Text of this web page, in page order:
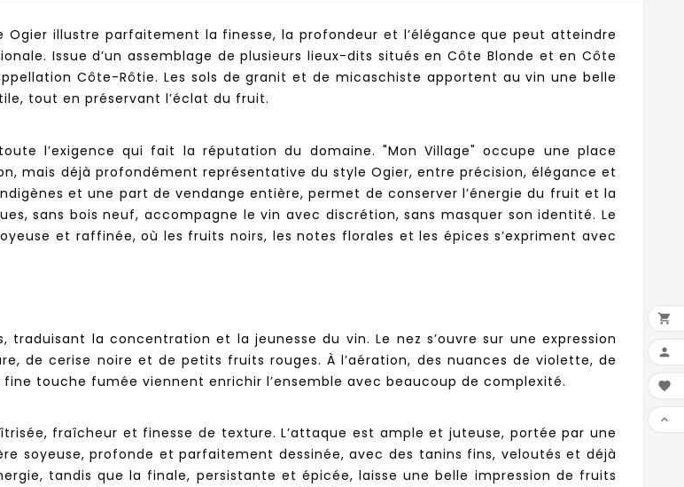
Ogier illustre parfaitement la finesse, la profondeur et l’élégance que peut atteindre
Issue d’un assemblage de plusieurs lieux-dits situés en Côte Blonde et en Côte
Côte-Rôtie. Les sols de granit et de micaschiste apportent au vin une belle
tout en préservant l’éclat du fruit.
l’exigence qui fait la réputation du domaine. "Mon Village" occupe une place
mais déjà profondément représentative du style Ogier, entre précision, élégance et
et une part de vendange entière, permet de conserver l’énergie du fruit et la
sans bois neuf, accompagne le vin avec discrétion, sans masquer son identité. Le
et raffinée, où les fruits noirs, les notes florales et les épices s’expriment avec
la concentration et la jeunesse du vin. Le nez s’ouvre sur une expression
de cerise noire et de petits fruits rouges. À l’aération, des nuances de violette, de
touche fumée viennent enrichir l’ensemble avec beaucoup de complexité.
fraîcheur et finesse de texture. L’attaque est ample et juteuse, portée par une
soyeuse, profonde et parfaitement dessinée, avec des tanins fins, veloutés et déjà
tandis que la finale, persistante et épicée, laisse une belle impression de fruits



